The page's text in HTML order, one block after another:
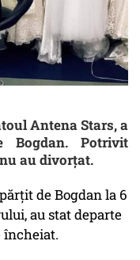
Antena Stars, a
Bogdan. Potrivit
au divorțat.
de Bogdan la 6
au stat departe
încheiat.